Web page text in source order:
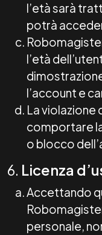
l’età sarà
potrà
l’età
l’account e
La violazione
comportare
o blocco
6. Licenza
Accettando
personale,